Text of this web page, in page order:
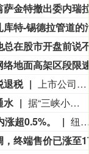
退税
上市公司公告显示，自7月以来，多家公司宣布已经收到美国关税退税。根据美国最高法院今年2月裁定，《国际紧急经济权力法》不授权总统征收大规模关税。美国国际贸易法院随后下令海关办理相关退款。海关与边境保护局4月20日启动第一阶段退款工作，首批退款于5月11日前后发放。美国海关与边境保护局官员本月4日披露的信息显示，截至7月底，该部门已处理完毕约1000亿美元关税的退款流程并把相关信息提供给财政部用于付款。（中新社）
水
据“三峡小微”公众号消息，8月8日，由三峡集团所属长江环保集团、武汉市水务集团等共同投资建设的华中地区规模最大的“双膜”工艺应急水厂——武汉梁子湖应急水厂并网通水，标志着武汉市江南区域正式构建起“一江一湖”双水源互为备援、灵活调度的供水新格局，为片区660万市民用水安全提供坚实保障。
超0.5%。
纽约原油暗盘突破77美元